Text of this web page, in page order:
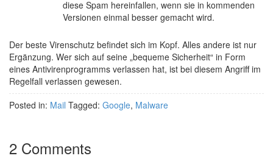
diese Spam hereinfallen, wenn sie in kommenden
Versionen einmal besser gemacht wird.
Der beste Virenschutz befindet sich im Kopf. Alles andere ist nur
Ergänzung. Wer sich auf seine „bequeme Sicherheit“ in Form
eines Antivirenprogramms verlassen hat, ist bei diesem Angriff im
Regelfall verlassen gewesen.
Posted in: Mail Tagged: Google, Malware
2 Comments